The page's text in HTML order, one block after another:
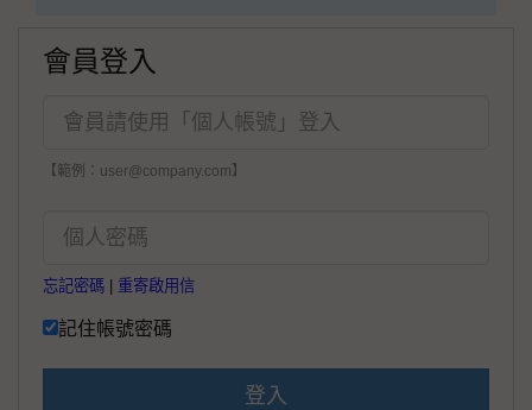
會員登入
【範例：user@company.com】
忘記密碼 重寄啟用信
記住帳號密碼
登入